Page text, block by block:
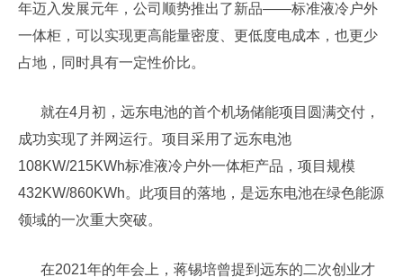
年迈入发展元年，公司顺势推出了新品——标准液冷户外
一体柜，可以实现更高能量密度、更低度电成本，也更少
占地，同时具有一定性价比。
就在4月初，远东电池的首个机场储能项目圆满交付，
成功实现了并网运行。项目采用了远东电池
108KW/215KWh标准液冷户外一体柜产品，项目规模
432KW/860KWh。此项目的落地，是远东电池在绿色能源
领域的一次重大突破。
在2021年的年会上，蒋锡培曾提到远东的二次创业才